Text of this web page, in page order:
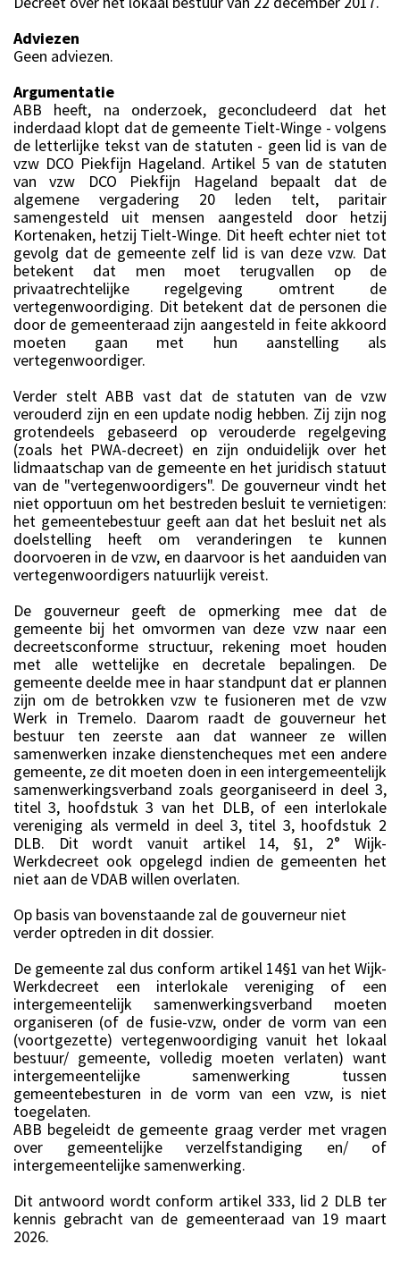
Adviezen
Geen adviezen.
Argumentatie
ABB heeft, na onderzoek, geconcludeerd dat het
inderdaad klopt dat de gemeente Tielt-Winge - volgens
de letterlijke tekst van de statuten - geen lid is van de
vzw DCO Piekfijn Hageland. Artikel 5 van de statuten
van vzw DCO Piekfijn Hageland bepaalt dat de
algemene vergadering 20 leden telt, paritair
samengesteld uit mensen aangesteld door hetzij
Kortenaken, hetzij Tielt-Winge. Dit heeft echter niet tot
gevolg dat de gemeente zelf lid is van deze vzw. Dat
betekent dat men moet terugvallen op de
privaatrechtelijke regelgeving omtrent de
vertegenwoordiging. Dit betekent dat de personen die
door de gemeenteraad zijn aangesteld in feite akkoord
moeten gaan met hun aanstelling als
vertegenwoordiger.
Verder stelt ABB vast dat de statuten van de vzw
verouderd zijn en een update nodig hebben. Zij zijn nog
grotendeels gebaseerd op verouderde regelgeving
(zoals het PWA-decreet) en zijn onduidelijk over het
lidmaatschap van de gemeente en het juridisch statuut
van de "vertegenwoordigers". De gouverneur vindt het
niet opportuun om het bestreden besluit te vernietigen:
het gemeentebestuur geeft aan dat het besluit net als
doelstelling heeft om veranderingen te kunnen
doorvoeren in de vzw, en daarvoor is het aanduiden van
vertegenwoordigers natuurlijk vereist.
De gouverneur geeft de opmerking mee dat de
gemeente bij het omvormen van deze vzw naar een
decreetsconforme structuur, rekening moet houden
met alle wettelijke en decretale bepalingen. De
gemeente deelde mee in haar standpunt dat er plannen
zijn om de betrokken vzw te fusioneren met de vzw
Werk in Tremelo. Daarom raadt de gouverneur het
bestuur ten zeerste aan dat wanneer ze willen
samenwerken inzake dienstencheques met een andere
gemeente, ze dit moeten doen in een intergemeentelijk
samenwerkingsverband zoals georganiseerd in deel 3,
titel 3, hoofdstuk 3 van het DLB, of een interlokale
vereniging als vermeld in deel 3, titel 3, hoofdstuk 2
DLB. Dit wordt vanuit artikel 14, §1, 2° Wijk-
Werkdecreet ook opgelegd indien de gemeenten het
niet aan de VDAB willen overlaten.
Op basis van bovenstaande zal de gouverneur niet
verder optreden in dit dossier.
De gemeente zal dus conform artikel 14§1 van het Wijk-
Werkdecreet een interlokale vereniging of een
intergemeentelijk samenwerkingsverband moeten
organiseren (of de fusie-vzw, onder de vorm van een
(voortgezette) vertegenwoordiging vanuit het lokaal
bestuur/ gemeente, volledig moeten verlaten) want
intergemeentelijke samenwerking tussen
gemeentebesturen in de vorm van een vzw, is niet
toegelaten.
ABB begeleidt de gemeente graag verder met vragen
over gemeentelijke verzelfstandiging en/ of
intergemeentelijke samenwerking.
Dit antwoord wordt conform artikel 333, lid 2 DLB ter
kennis gebracht van de gemeenteraad van 19 maart
2026.